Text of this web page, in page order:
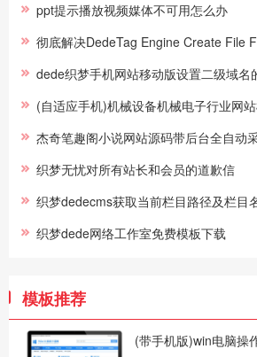
ppt提示播放视频媒体不可用怎么办
彻底解决DedeTag Engine Create File
dede织梦手机网站移动版设置二级域名的m开头
(自适应手机)机械设备机械电子行业网站模板 激光设备
杰奇笔趣阁小说网站源码带后台全自动采集小说网站源码（带
织梦无忧对所有站长和会员的道歉信
织梦dedecms获取当前栏目路径及栏目
织梦dede网络工作室免费模板下载
模板推荐